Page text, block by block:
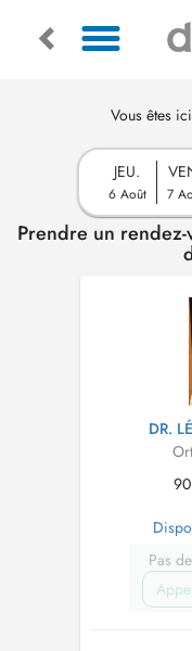
Vous êtes
JEU.
6 Août 7
Prendre un
DR.
Pas